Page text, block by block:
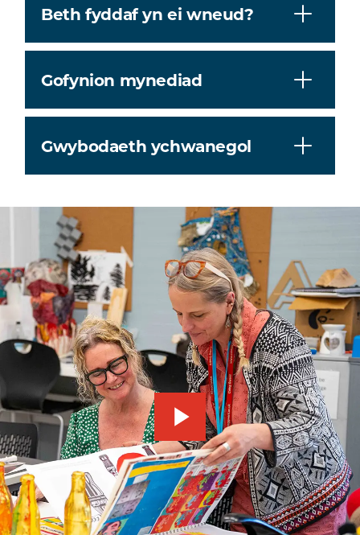
Beth fyddaf yn ei wneud?
Gofynion mynediad
Gwybodaeth ychwanegol